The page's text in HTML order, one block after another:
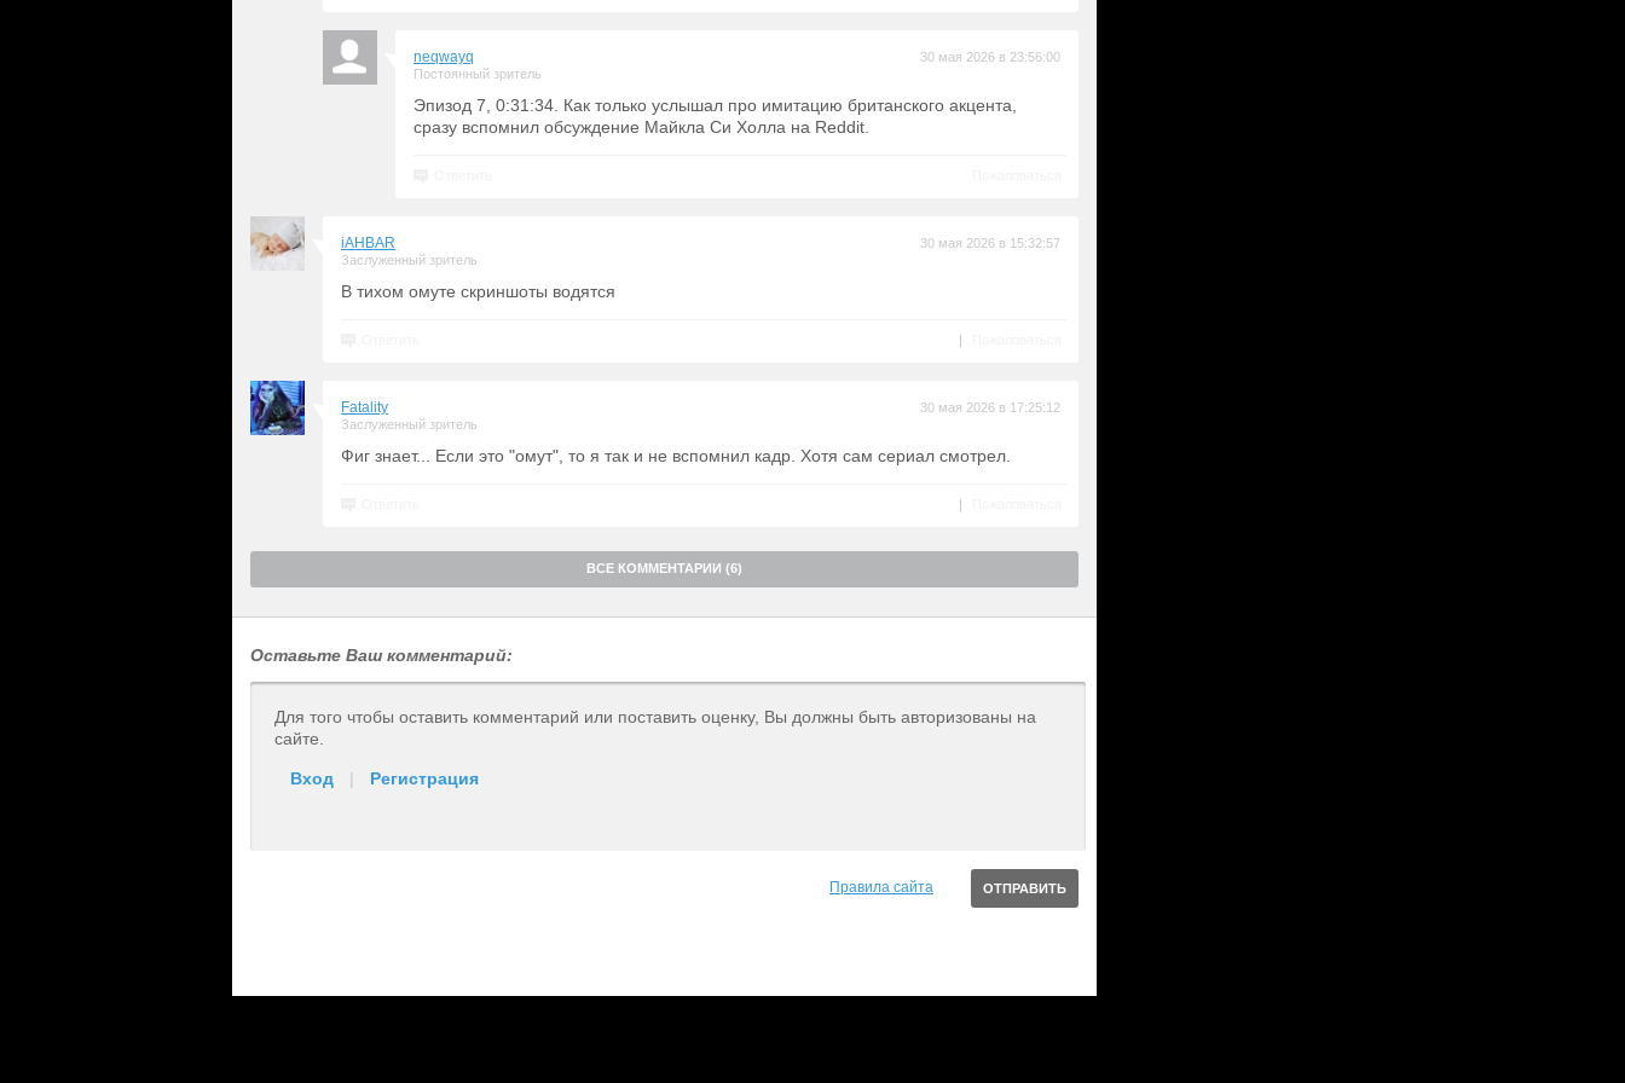
neqwayq
Постоянный зритель
30 мая 2026 в 23:56:00
Эпизод 7, 0:31:34. Как только услышал про имитацию британского акцента,
сразу вспомнил обсуждение Майкла Cи Холла на Reddit.
iAHBAR
Заслуженный зритель
30 мая 2026 в 15:32:57
В тихом омуте скриншоты водятся
|
Fatality
Заслуженный зритель
30 мая 2026 в 17:25:12
Фиг знает... Если это "омут", то я так и не вспомнил кадр. Хотя сам сериал смотрел.
|
ВСЕ КОММЕНТАРИИ (6)
Оставьте Ваш комментарий:
Для того чтобы оставить комментарий или поставить оценку, Вы должны быть авторизованы на
сайте.
Вход | Регистрация
Правила сайта